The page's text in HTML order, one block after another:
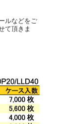
ルなどをご
て頂きま